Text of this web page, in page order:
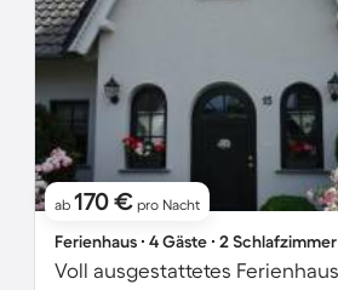
ab 170 € pro Nacht
Ferienhaus ∙ 4 Gäste ∙ 2 Schlafzimmer